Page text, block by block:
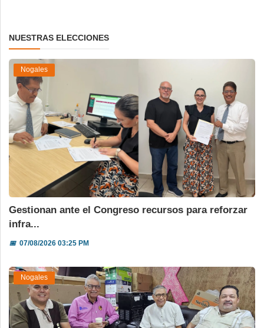
NUESTRAS ELECCIONES
Nogales
Gestionan ante el Congreso recursos para reforzar
infra...
📅07/08/2026 03:25 PM
Nogales